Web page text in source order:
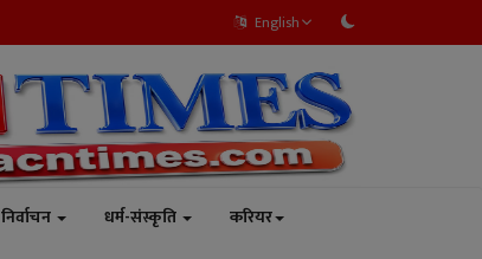
English
निर्वाचन धर्म-संस्कृति करियर